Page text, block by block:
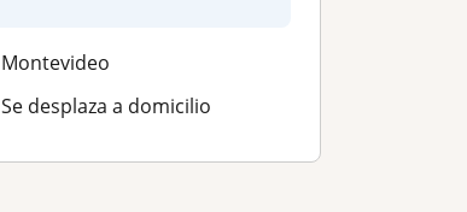
Montevideo
Se desplaza a domicilio